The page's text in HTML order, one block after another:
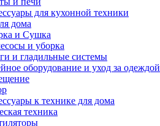
для кухонной техники
дома
и Сушка
и уборка
и гладильные системы
оборудование и уход за одеждой
к технике для дома
техника